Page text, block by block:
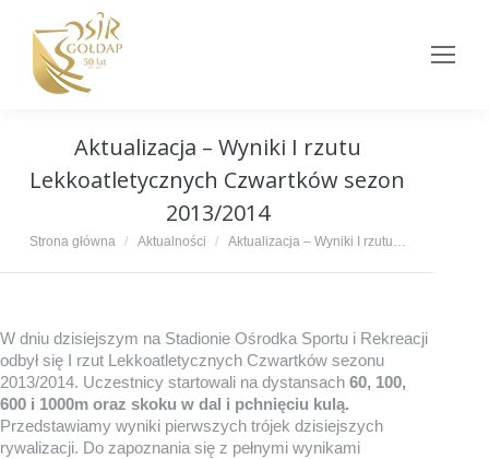
Aktualizacja – Wyniki I rzutu
Lekkoatletycznych Czwartków sezon
2013/2014
Jesteś tutaj:
Strona główna Aktualności Aktualizacja – Wyniki I rzutu…
W dniu dzisiejszym na Stadionie Ośrodka Sportu i Rekreacji
odbył się I rzut Lekkoatletycznych Czwartków sezonu
2013/2014. Uczestnicy startowali na dystansach 60, 100,
600 i 1000m oraz skoku w dal i pchnięciu kulą.
Przedstawiamy wyniki pierwszych trójek dzisiejszych
rywalizacji. Do zapoznania się z pełnymi wynikami